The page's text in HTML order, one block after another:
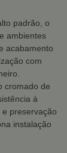
padrão, o
ambientes
acabamento
com
cromado de
à
preservação
instalação